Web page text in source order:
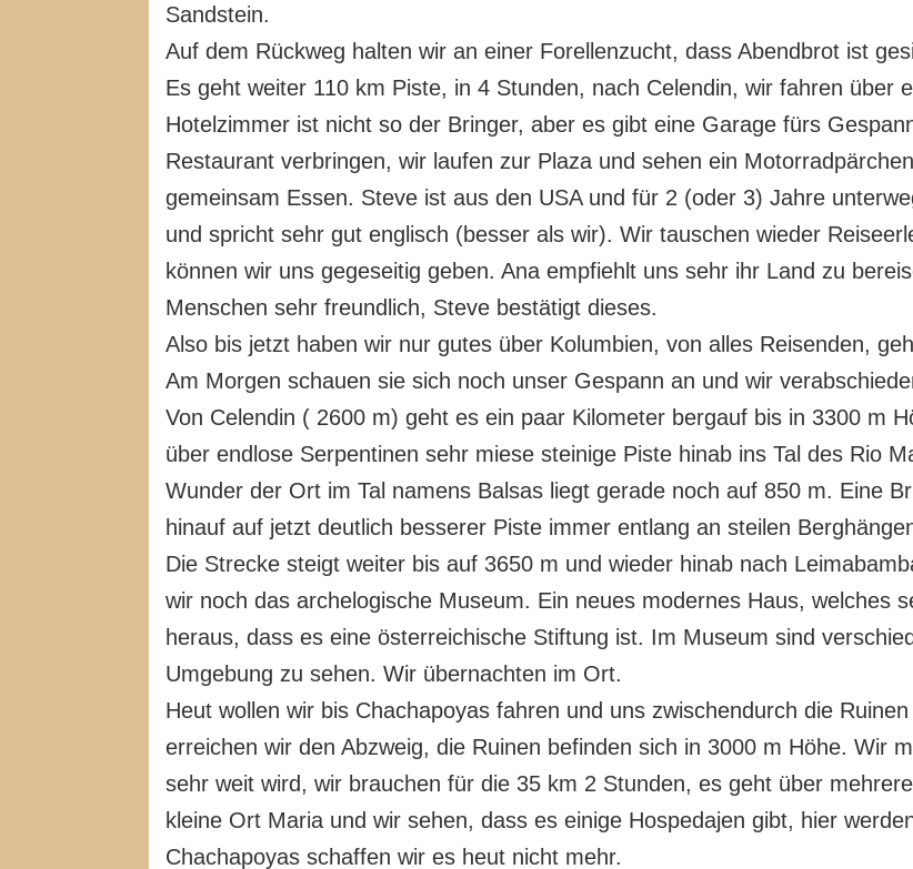
Sandstein.
Auf dem Rückweg halten wir an einer Forellenzucht, dass Abendbrot ist
Es geht weiter 110 km Piste, in 4 Stunden, nach Celendin, wir fahren über
Hotelzimmer ist nicht so der Bringer, aber es gibt eine Garage fürs
Restaurant verbringen, wir laufen zur Plaza und sehen ein
gemeinsam Essen. Steve ist aus den USA und für 2 (oder 3) Jahre
und spricht sehr gut englisch (besser als wir). Wir tauschen wieder
können wir uns gegeseitig geben. Ana empfiehlt uns sehr ihr Land zu
Menschen sehr freundlich, Steve bestätigt dieses.
Also bis jetzt haben wir nur gutes über Kolumbien, von alles Reisenden,
Am Morgen schauen sie sich noch unser Gespann an und wir
Von Celendin ( 2600 m) geht es ein paar Kilometer bergauf bis in 3300 m
über endlose Serpentinen sehr miese steinige Piste hinab ins Tal des Rio
Wunder der Ort im Tal namens Balsas liegt gerade noch auf 850 m. Eine
hinauf auf jetzt deutlich besserer Piste immer entlang an steilen
Die Strecke steigt weiter bis auf 3650 m und wieder hinab nach
wir noch das archelogische Museum. Ein neues modernes Haus, welches
heraus, dass es eine österreichische Stiftung ist. Im Museum sind
Umgebung zu sehen. Wir übernachten im Ort.
Heut wollen wir bis Chachapoyas fahren und uns zwischendurch die
erreichen wir den Abzweig, die Ruinen befinden sich in 3000 m Höhe. Wir
sehr weit wird, wir brauchen für die 35 km 2 Stunden, es geht über
kleine Ort Maria und wir sehen, dass es einige Hospedajen gibt, hier
Chachapoyas schaffen wir es heut nicht mehr.